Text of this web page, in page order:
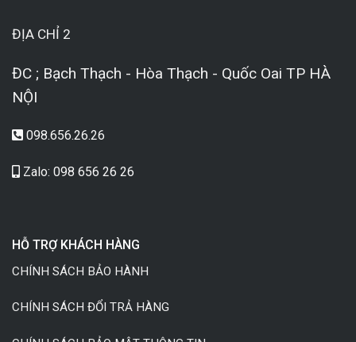
ĐỊA CHỈ 2
ĐC ; Bạch Thạch - Hòa Thạch - Quốc Oai TP HÀ
NỘI
098.656.26.26
Zalo: 098 656 26 26
HỖ TRỢ KHÁCH HÀNG
CHÍNH SÁCH BẢO HÀNH
CHÍNH SÁCH ĐỔI TRẢ HÀNG